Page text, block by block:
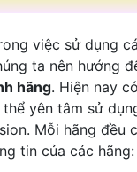
việc sử dụng
ta nên hướng
hãng. Hiện nay
yên tâm sử
Mỗi hãng đều
tin của các hãng: